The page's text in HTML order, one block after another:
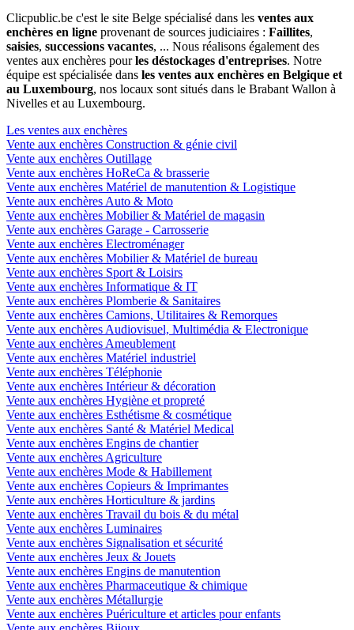
Clicpublic.be c'est le site Belge spécialisé dans les ventes aux
enchères en ligne provenant de sources judiciaires : Faillites,
saisies, successions vacantes, ... Nous réalisons également des
ventes aux enchères pourles déstockages d'entreprises. Notre
équipe est spécialisée dans les ventes aux enchères en Belgique et
au Luxembourg, nos locaux sont situés dans le Brabant Wallon à
Nivelles et au Luxembourg.
Les ventes aux enchères
Vente aux enchères Construction & génie civil
Vente aux enchères Outillage
Vente aux enchères HoReCa & brasserie
Vente aux enchères Matériel de manutention & Logistique
Vente aux enchères Auto & Moto
Vente aux enchères Mobilier & Matériel de magasin
Vente aux enchères Garage - Carrosserie
Vente aux enchères Electroménager
Vente aux enchères Mobilier & Matériel de bureau
Vente aux enchères Sport & Loisirs
Vente aux enchères Informatique & IT
Vente aux enchères Plomberie & Sanitaires
Vente aux enchères Camions, Utilitaires & Remorques
Vente aux enchères Audiovisuel, Multimédia & Electronique
Vente aux enchères Ameublement
Vente aux enchères Matériel industriel
Vente aux enchères Téléphonie
Vente aux enchères Intérieur & décoration
Vente aux enchères Hygiène et propreté
Vente aux enchères Esthétisme & cosmétique
Vente aux enchères Santé & Matériel Medical
Vente aux enchères Engins de chantier
Vente aux enchères Agriculture
Vente aux enchères Mode & Habillement
Vente aux enchères Copieurs & Imprimantes
Vente aux enchères Horticulture & jardins
Vente aux enchères Travail du bois & du métal
Vente aux enchères Luminaires
Vente aux enchères Signalisation et sécurité
Vente aux enchères Jeux & Jouets
Vente aux enchères Engins de manutention
Vente aux enchères Pharmaceutique & chimique
Vente aux enchères Métallurgie
Vente aux enchères Puériculture et articles pour enfants